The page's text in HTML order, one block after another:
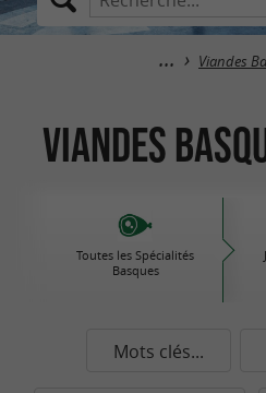
Viandes
Viandes
Toutes les Spécialités
Basques
Mots clés...